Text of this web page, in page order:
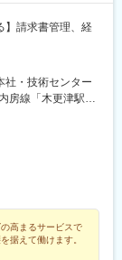
】請求書管理、経
社・技術センター
房線「木更津駅」
受動喫煙対策：屋
高まるサービスで
据えて働けます。